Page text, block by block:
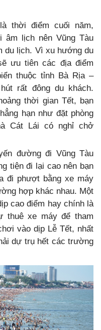
thời điểm cuối năm,
âm lịch nên Vũng Tàu
du lịch. Vì xu hướng du
ưu tiên các địa điểm
thuộc tỉnh Bà Rịa –
rất đông du khách.
thời gian Tết, bạn
hạn như đặt phòng
Cát Lái có nghỉ chở
đường đi Vũng Tàu
tiện đi lại cao nên bạn
đi phượt bằng xe máy
hợp khác nhau. Một
cao điểm hay chính là
thuê xe máy để tham
vào dịp Lễ Tết, nhất
dự trụ hết các trường